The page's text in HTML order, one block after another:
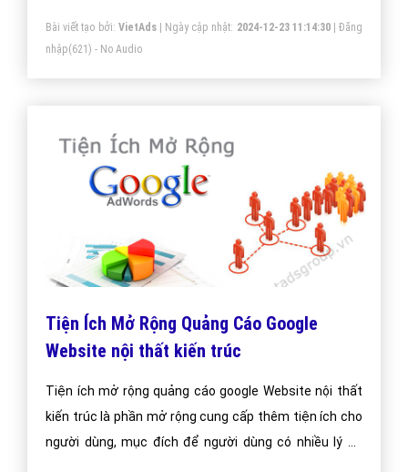
Bài viết tạo bởi: VietAds| Ngày cập nhật: 2024-12-23 11:14:30|Đăng
nhập(621) - No Audio
Tiện Ích Mở Rộng Quảng Cáo Google
Website nội thất kiến trúc
Tiện ích mở rộng quảng cáo google Website nội thất
kiến trúc là phần mở rộng cung cấp thêm tiện ích cho
người dùng, mục đích để người dùng có nhiều lý do